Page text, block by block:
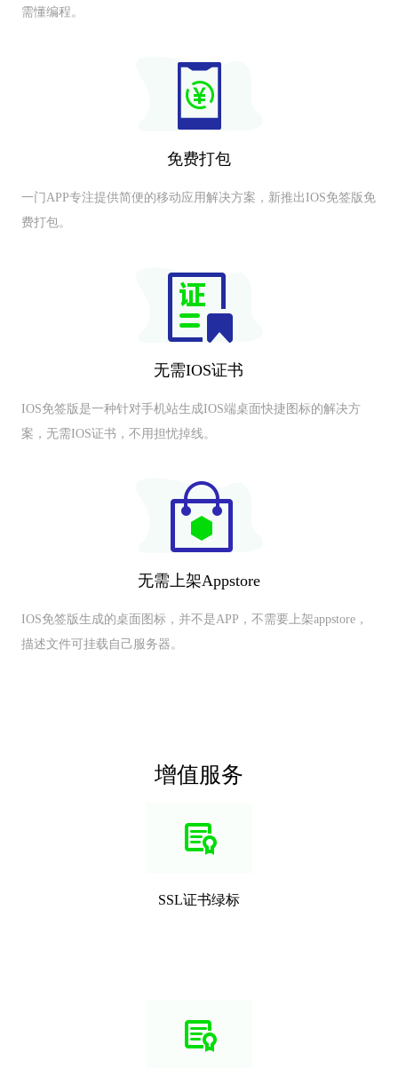
需懂编程。
免费打包
一门APP专注提供简便的移动应用解决方案，新推出IOS免签版免
费打包。
无需IOS证书
IOS免签版是一种针对手机站生成IOS端桌面快捷图标的解决方
案，无需IOS证书，不用担忧掉线。
无需上架Appstore
IOS免签版生成的桌面图标，并不是APP，不需要上架appstore，
描述文件可挂载自己服务器。
增值服务
SSL证书绿标